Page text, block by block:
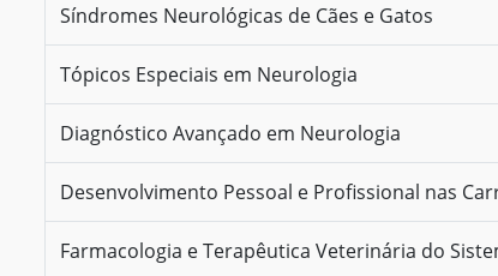
Síndromes Neurológicas de Cães e Gatos
Tópicos Especiais em Neurologia
Diagnóstico Avançado em Neurologia
Desenvolvimento Pessoal e Profissional nas
Farmacologia e Terapêutica Veterinária do